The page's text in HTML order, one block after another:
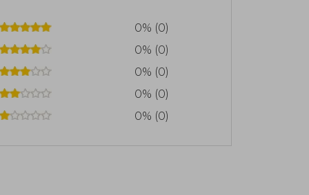
0% (0)
0% (0)
0% (0)
0% (0)
0% (0)